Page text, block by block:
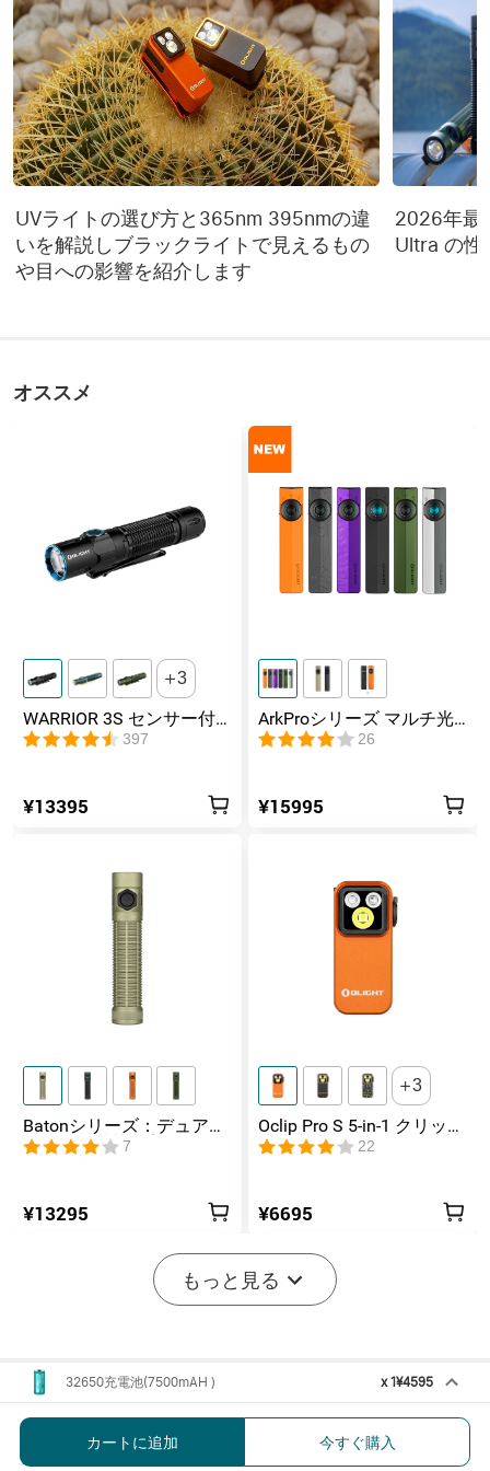
Marauder Mini 2 アクセサリー バッ
テリー 充電ケーブル ホルスター
32650充電池(7500mAH ) x1¥4595
カートに追加 今すぐ購入
UVライトの選び方と365nm 395nmの違
いを解説しブラックライトで見えるもの
や目への影響を紹介します
2026年最
Ultra の性
オススメ
3
WARRIOR 3S センサー付
きタクティカルライト マ
グネット充電式 懐中電灯
397
¥13395
ArkProシリーズ マルチ光
源薄型フラッシュライト
26
¥15995
Batonシリーズ：デュアル
スイッチ搭載の高ルーメ
ンコンパクトEDC懐中電灯
7
¥13295
3
Oclip Pro S 5-in-1 クリップ
式懐中電灯 UV & RGB 5光
源搭載 充電式ミニライト
22
¥6695
もっと見る